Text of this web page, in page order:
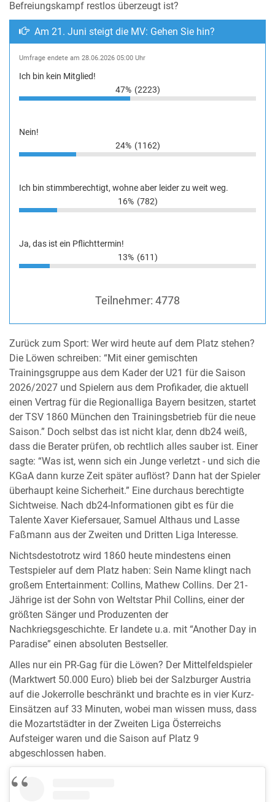
Befreiungskampf restlos überzeugt ist?
Am 21. Juni steigt die MV: Gehen Sie hin?
Umfrage endete am 28.06.2026 05:00 Uhr
Ich bin kein Mitglied!
47% (2223)
Nein!
24% (1162)
Ich bin stimmberechtigt, wohne aber leider zu weit weg.
16% (782)
Ja, das ist ein Pflichttermin!
13% (611)
Teilnehmer: 4778
Zurück zum Sport: Wer wird heute auf dem Platz stehen?
Die Löwen schreiben: “Mit einer gemischten
Trainingsgruppe aus dem Kader der U21 für die Saison
2026/2027 und Spielern aus dem Profikader, die aktuell
einen Vertrag für die Regionalliga Bayern besitzen, startet
der TSV 1860 München den Trainingsbetrieb für die neue
Saison.” Doch selbst das ist nicht klar, denn db24 weiß,
dass die Berater prüfen, ob rechtlich alles sauber ist. Einer
sagte: “Was ist, wenn sich ein Junge verletzt - und sich die
KGaA dann kurze Zeit später auflöst? Dann hat der Spieler
überhaupt keine Sicherheit.” Eine durchaus berechtigte
Sichtweise. Nach db24-Informationen gibt es für die
Talente Xaver Kiefersauer, Samuel Althaus und Lasse
Faßmann aus der Zweiten und Dritten Liga Interesse.
Nichtsdestotrotz wird 1860 heute mindestens einen
Testspieler auf dem Platz haben: Sein Name klingt nach
großem Entertainment: Collins, Mathew Collins. Der 21-
Jährige ist der Sohn von Weltstar Phil Collins, einer der
größten Sänger und Produzenten der
Nachkriegsgeschichte. Er landete u.a. mit “Another Day in
Paradise” einen absoluten Bestseller.
Alles nur ein PR-Gag für die Löwen? Der Mittelfeldspieler
(Marktwert 50.000 Euro) blieb bei der Salzburger Austria
auf die Jokerrolle beschränkt und brachte es in vier Kurz-
Einsätzen auf 33 Minuten, wobei man wissen muss, dass
die Mozartstädter in der Zweiten Liga Österreichs
Aufsteiger waren und die Saison auf Platz 9
abgeschlossen haben.